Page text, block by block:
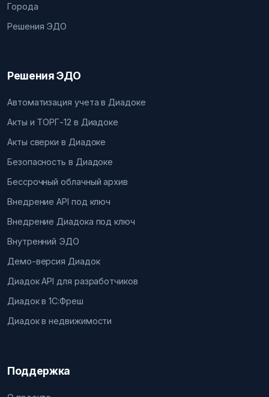
Города
Решения ЭДО
Решения ЭДО
Автоматизация учета в Диадоке
Акты и ТОРГ-12 в Диадоке
Акты сверки в Диадоке
Безопасность в Диадоке
Бессрочный облачный архив
Внедрение API под ключ
Внедрение Диадока под ключ
Внутренний ЭДО
Демо-версия Диадок
Диадок API для разработчиков
Диадок в 1С:Фреш
Диадок в недвижимости
Поддержка